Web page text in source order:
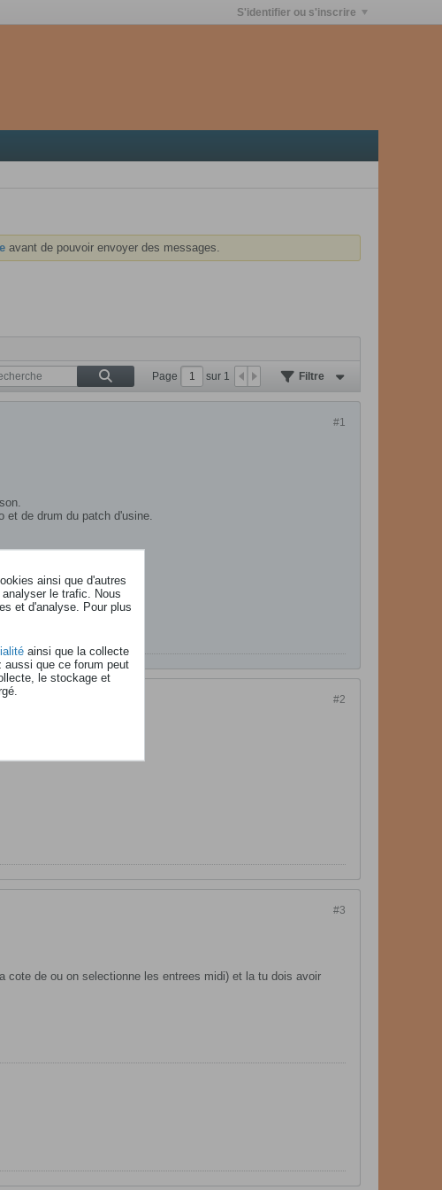
S'identifier ou s'inscrire
avant de pouvoir envoyer des messages.
Page sur 1 Filtre
#1
et de drum du patch d'usine.
#2
#3
de ou on selectionne les entrees midi) et la tu dois avoir
ainsi que d'autres
le trafic. Nous
et d'analyse. Pour plus
ainsi que la collecte
aussi que ce forum peut
le stockage et